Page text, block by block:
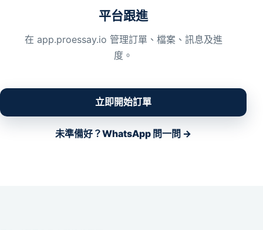
平台跟進
在 app.proessay.io 管理訂單、檔案、訊息及進
度。
立即開始訂單
未準備好？WhatsApp 問一問 →